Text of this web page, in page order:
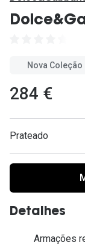
Nova Coleção
284 €
Prateado
Detalhes
Armações